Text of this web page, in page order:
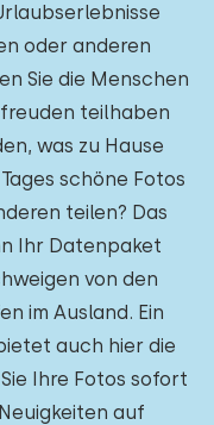
oder anderen
Sie die Menschen
teilhaben
was zu Hause
schöne Fotos
teilen? Das
Ihr Datenpaket
von den
im Ausland. Ein
auch hier die
Ihre Fotos sofort
auf